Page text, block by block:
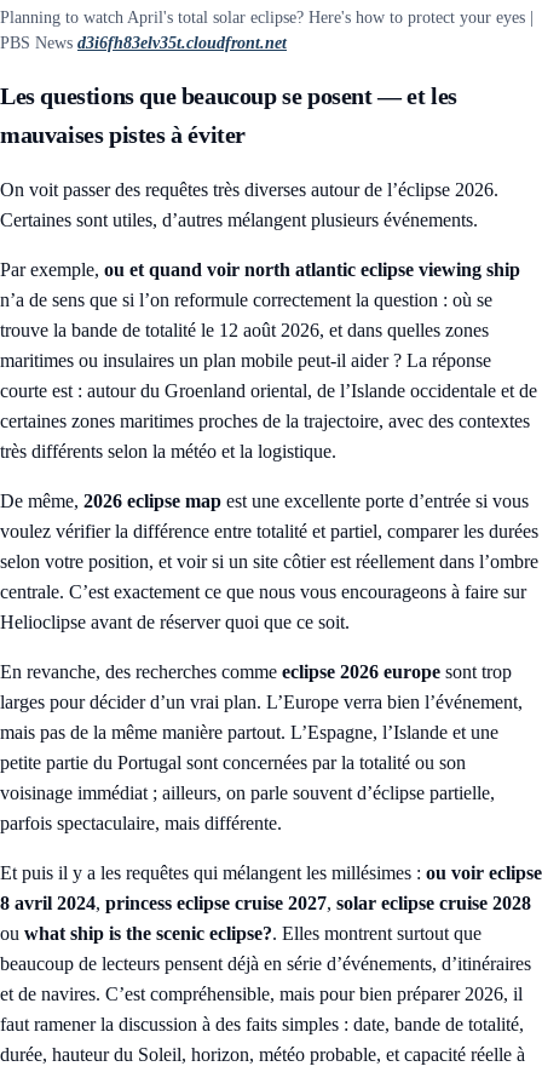
Planning to watch April's total solar eclipse? Here's how to protect your eyes |
PBS News d3i6fh83elv35t.cloudfront.net
Les questions que beaucoup se posent — et les
mauvaises pistes à éviter
On voit passer des requêtes très diverses autour de l’éclipse 2026.
Certaines sont utiles, d’autres mélangent plusieurs événements.
Par exemple, ou et quand voir north atlantic eclipse viewing ship
n’a de sens que si l’on reformule correctement la question : où se
trouve la bande de totalité le 12 août 2026, et dans quelles zones
maritimes ou insulaires un plan mobile peut-il aider ? La réponse
courte est : autour du Groenland oriental, de l’Islande occidentale et de
certaines zones maritimes proches de la trajectoire, avec des contextes
très différents selon la météo et la logistique.
De même, 2026 eclipse map est une excellente porte d’entrée si vous
voulez vérifier la différence entre totalité et partiel, comparer les durées
selon votre position, et voir si un site côtier est réellement dans l’ombre
centrale. C’est exactement ce que nous vous encourageons à faire sur
Helioclipse avant de réserver quoi que ce soit.
En revanche, des recherches comme eclipse 2026 europe sont trop
larges pour décider d’un vrai plan. L’Europe verra bien l’événement,
mais pas de la même manière partout. L’Espagne, l’Islande et une
petite partie du Portugal sont concernées par la totalité ou son
voisinage immédiat ; ailleurs, on parle souvent d’éclipse partielle,
parfois spectaculaire, mais différente.
Et puis il y a les requêtes qui mélangent les millésimes : ou voir eclipse
8 avril 2024, princess eclipse cruise 2027, solar eclipse cruise 2028
ou what ship is the scenic eclipse?. Elles montrent surtout que
beaucoup de lecteurs pensent déjà en série d’événements, d’itinéraires
et de navires. C’est compréhensible, mais pour bien préparer 2026, il
faut ramener la discussion à des faits simples : date, bande de totalité,
durée, hauteur du Soleil, horizon, météo probable, et capacité réelle à